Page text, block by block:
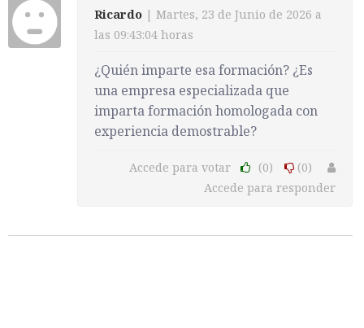
Ricardo | Martes, 23 de Junio de 2026 a
las 09:43:04 horas
¿Quién imparte esa formación? ¿Es
una empresa especializada que
imparta formación homologada con
experiencia demostrable?
Accede para votar (0)
(0)
Accede para responder